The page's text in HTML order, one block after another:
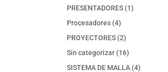
productos
PRESENTADORES 11
Procesadores 44
productos
PROYECTORES 22
productos
Sin categorizar 1616
productos
SISTEMA DE MALLA 44